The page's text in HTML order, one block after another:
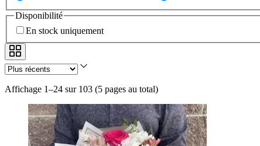
Disponibilité
En stock uniquement
Affichage 1–24 sur 103 (5 pages au total)